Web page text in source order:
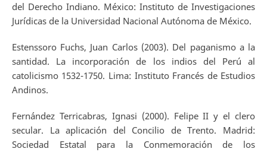
del Derecho Indiano. México: Instituto de Investigaciones
Jurídicas de la Universidad Nacional Autónoma de México.
Estenssoro Fuchs, Juan Carlos (2003). Del paganismo a la
santidad. La incorporación de los indios del Perú al
catolicismo 1532-1750. Lima: Instituto Francés de Estudios
Andinos.
Fernández Terricabras, Ignasi (2000). Felipe II y el clero
secular. La aplicación del Concilio de Trento. Madrid:
Sociedad Estatal para la Conmemoración de los